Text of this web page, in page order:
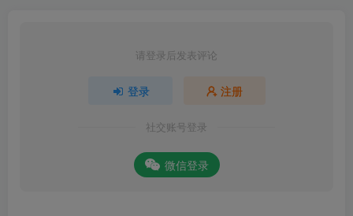
请登录后发表评论
登录 注册
社交账号登录
微信登录